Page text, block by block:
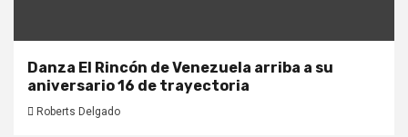
Danza El Rincón de Venezuela arriba a su
aniversario 16 de trayectoria
Roberts Delgado